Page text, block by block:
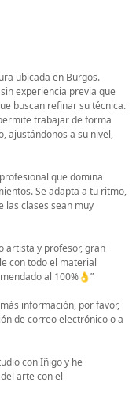
ubicada en Burgos.
experiencia previa que
buscan refinar su técnica.
trabajar de forma
ajustándonos a su nivel,
que domina
Se adapta a tu ritmo,
las clases sean muy
artista y profesor, gran
con todo el material
al 100%👌”
información, por favor,
de correo electrónico o a
con Iñigo y he
arte con el